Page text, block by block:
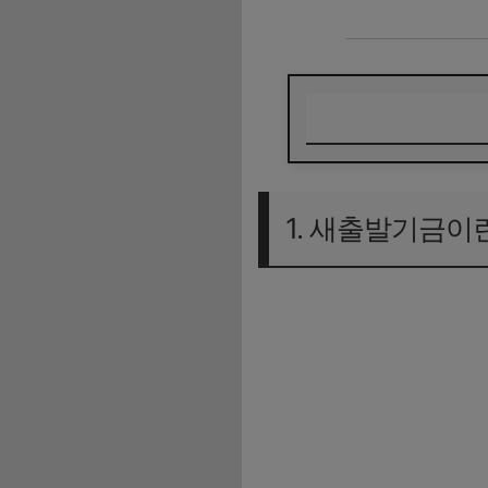
2. 2025년 새출발기
1. 새출발기금이